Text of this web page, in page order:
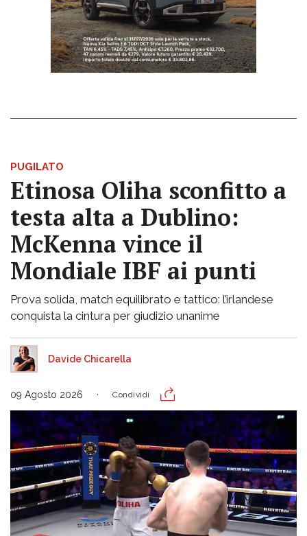
PUGILATO
Etinosa Oliha sconfitto a
testa alta a Dublino:
McKenna vince il
Mondiale IBF ai punti
Prova solida, match equilibrato e tattico: l’irlandese
conquista la cintura per giudizio unanime
Davide Chicarella
09 Agosto 2026 Condividi